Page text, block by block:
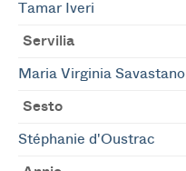
Tamar Iveri
Servilia
Maria Virginia Savastano
Sesto
Stéphanie d'Oustrac